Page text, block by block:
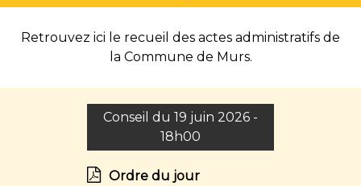
Retrouvez ici le recueil des actes administratifs de
la Commune de Murs.
Conseil du 19 juin 2026 -
18h00
Ordre du jour